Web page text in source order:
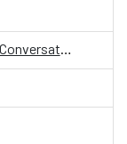
Extracto de "Geometría de lo Invisible" + Conversatorio y Taller